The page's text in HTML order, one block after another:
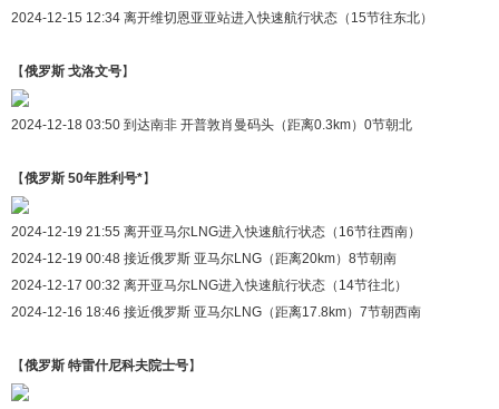
2024-12-15 12:34 离开维切恩亚亚站进入快速航行状态（15节往东北）
【俄罗斯 戈洛文号】
2024-12-18 03:50 到达南非 开普敦肖曼码头（距离0.3km）0节朝北
【俄罗斯 50年胜利号*】
2024-12-19 21:55 离开亚马尔LNG进入快速航行状态（16节往西南）
2024-12-19 00:48 接近俄罗斯 亚马尔LNG（距离20km）8节朝南
2024-12-17 00:32 离开亚马尔LNG进入快速航行状态（14节往北）
2024-12-16 18:46 接近俄罗斯 亚马尔LNG（距离17.8km）7节朝西南
【俄罗斯 特雷什尼科夫院士号】